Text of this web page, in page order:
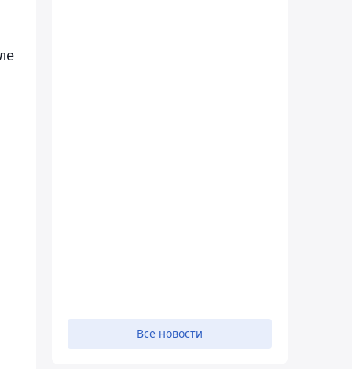
Все новости